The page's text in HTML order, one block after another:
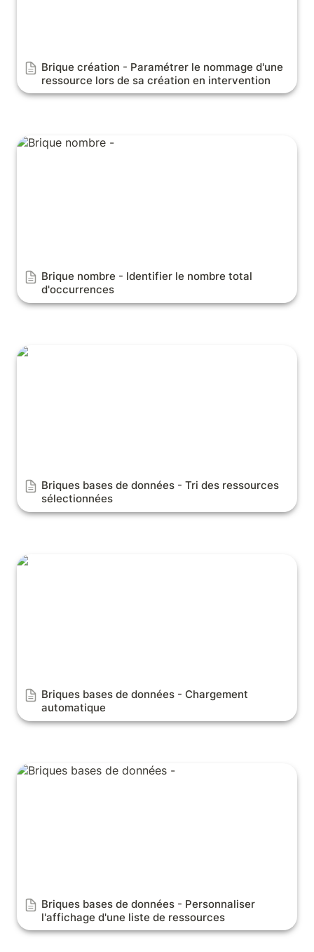
Brique création - Paramétrer le nommage d'une
ressource lors de sa création en intervention
Brique nombre - Identifier le nombre total
Brique nombre - Identifier le nombre total
d'occurrences
Briques bases de données - Tri des ressources
Briques bases de données - Tri des ressources
sélectionnées
Briques bases de données - Chargement
Briques bases de données - Chargement
automatique
Briques bases de données - Personnaliser l'affichage
Briques bases de données - Personnaliser
l'affichage d'une liste de ressources